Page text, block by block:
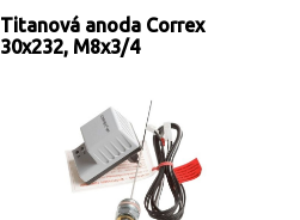
Titanová anoda Correx
30x232, M8x3/4